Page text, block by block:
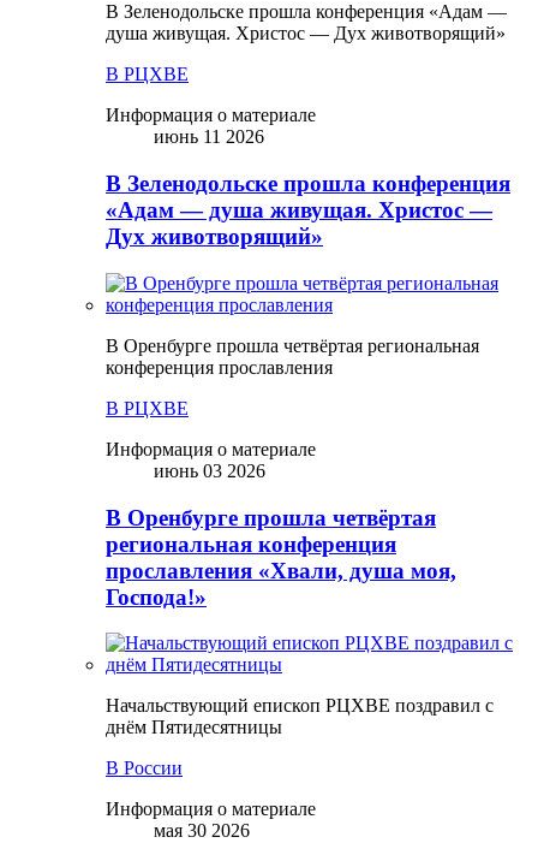
В Зеленодольске прошла конференция «Адам —
душа живущая. Христос — Дух животворящий»
В РЦХВЕ
Информация о материале
июнь 11 2026
В Зеленодольске прошла конференция
«Адам — душа живущая. Христос —
Дух животворящий»
В Оренбурге прошла четвёртая региональная
конференция прославления
В РЦХВЕ
Информация о материале
июнь 03 2026
В Оренбурге прошла четвёртая
региональная конференция
прославления «Хвали, душа моя,
Господа!»
Начальствующий епископ РЦХВЕ поздравил с
днём Пятидесятницы
В России
Информация о материале
мая 30 2026